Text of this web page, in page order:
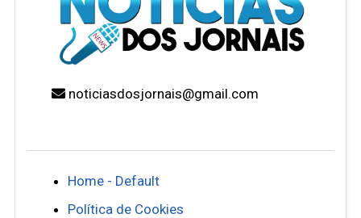
noticiasdosjornais@gmail.com
Home - Default
Política de Cookies